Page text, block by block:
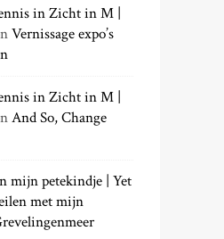
h
.
in Zicht in M |
Vernissage expo’s
in Zicht in M |
And So, Change
mijn petekindje | Yet
met mijn